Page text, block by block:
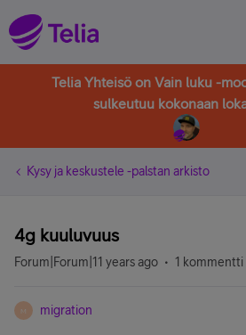
Telia Yhteisö on Vain luku -
sulkeutuu kokonaan
Kysy ja keskustele -palstan arkisto
4g kuuluvuus
Forum|Forum|11 years ago 1 kommentti
M migration